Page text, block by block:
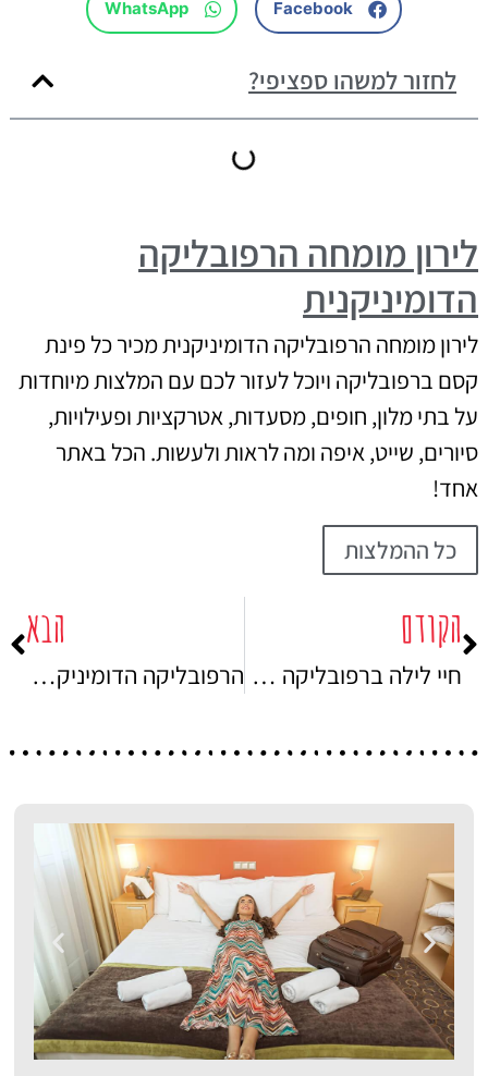
Facebook
WhatsApp
לחזור למשהו ספציפי?
לירון מומחה הרפובליקה
הדומיניקנית
לירון מומחה הרפובליקה הדומיניקנית מכיר כל פינת
קסם ברפובליקה ויוכל לעזור לכם עם המלצות מיוחדות
על בתי מלון, חופים, מסעדות, אטרקציות ופעילויות,
סיורים, שייט, איפה ומה לראות ולעשות. הכל באתר
אחד!
כל ההמלצות
הקודם
חיי לילה ברפובליקה הדומיניקנית
הבא
הרפובליקה הדומיניקנית זיקה – האם מסוכן בהריון לטוס לרפובליקה?